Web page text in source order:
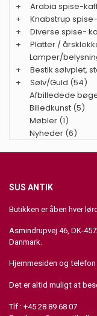
+
Arabia spise-
+
Knabstrup
+
Diverse spise-
+
Platter /
Lamper/
+
Bestik sølvplet,
+
Sølv/Guld (54)
Afbilledede
Billedkunst (5)
Møbler (1)
Nyheder (6)
SUS ANTIK
Butikken er åben hver
Asmindrupvej 46, DK-
Danmark.
Hjemmesiden og telefon
Det er altid muligt at
Tlf : +45 28 89 68 07